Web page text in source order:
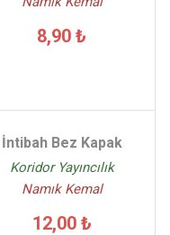
8,90 ₺
İntibah Bez Kapak
Koridor Yayıncılık
Namık Kemal
12,00 ₺